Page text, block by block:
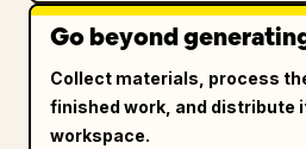
Go beyond
Collect materials, process
finished work, and distribute
workspace.